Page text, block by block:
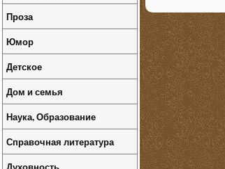
Проза
Юмор
Детское
Дом и семья
Наука, Образование
Справочная литература